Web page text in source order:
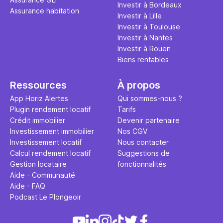
Assurance habitation
Investir à Bordeaux
Investir à Lille
Investir à Toulouse
Investir à Nantes
Investir à Rouen
Biens rentables
Ressources
App Horiz Alertes
Plugin rendement locatif
Crédit immobilier
Investissement immobilier
Investissement locatif
Calcul rendement locatif
Gestion locataire
Aide - Communauté
Aide - FAQ
Podcast Le Plongeoir
À propos
Qui sommes-nous ?
Tarifs
Devenir partenaire
Nos CGV
Nous contacter
Suggestions de
fonctionnalités